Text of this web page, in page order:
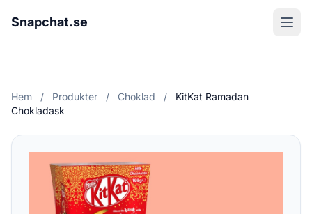
Snapchat.se
Hem / Produkter / Choklad /
KitKat Ramadan
Chokladask